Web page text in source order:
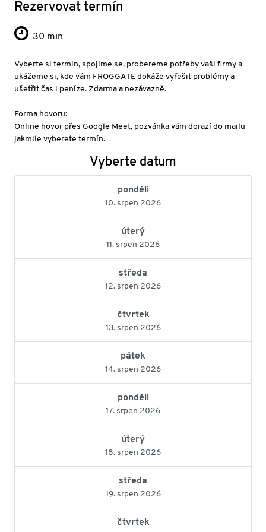
Rezervovat termín
30 min
Vyberte si termín, spojíme se, probereme potřeby vaší firmy a
ukážeme si, kde vám FROGGATE dokáže vyřešit problémy a
ušetřit čas i peníze. Zdarma a nezávazně.
Forma hovoru:
Online hovor přes Google Meet, pozvánka vám dorazí do mailu
jakmile vyberete termín.
Vyberte datum
pondělí
10. srpen 2026
úterý
11. srpen 2026
středa
12. srpen 2026
čtvrtek
13. srpen 2026
pátek
14. srpen 2026
pondělí
17. srpen 2026
úterý
18. srpen 2026
středa
19. srpen 2026
čtvrtek